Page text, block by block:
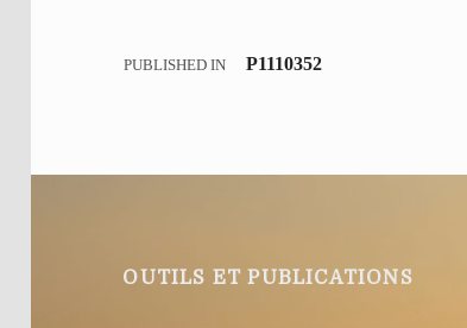
PUBLISHED IN P1110352
OUTILS ET PUBLICATIONS